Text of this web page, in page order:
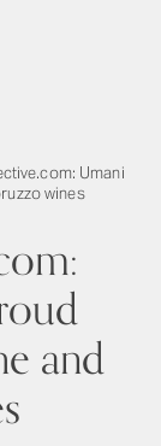
Umani
wines
and